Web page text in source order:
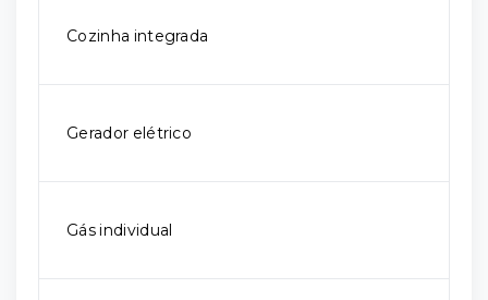
Cozinha integrada
Gerador elétrico
Gás individual